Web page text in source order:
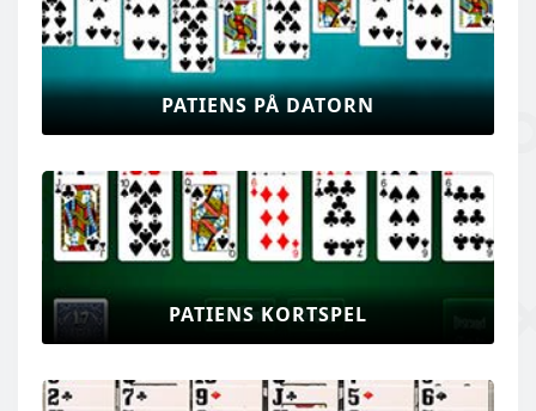
PATIENS PÅ DATORN
PATIENS KORTSPEL